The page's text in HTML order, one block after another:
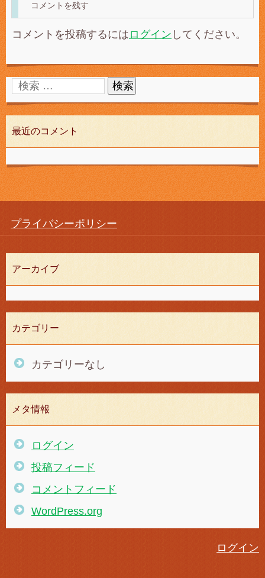
コメントを残す
コメントを投稿するには ログイン してください。
最近のコメント
プライバシーポリシー
アーカイブ
カテゴリー
カテゴリーなし
メタ情報
ログイン
投稿フィード
コメントフィード
WordPress.org
ログイン